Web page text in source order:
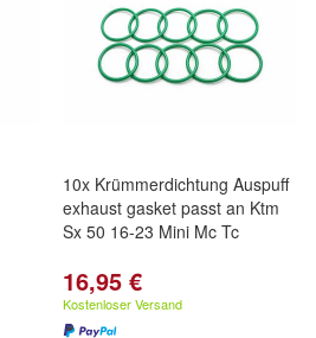
10x Krümmerdichtung Auspuff
exhaust gasket passt an Ktm
Sx 50 16-23 Mini Mc Tc
16,95 €
Kostenloser Versand